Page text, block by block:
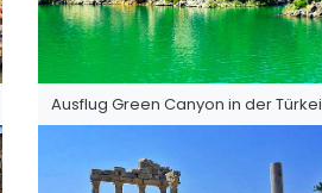
Ausflug Green Canyon in der Türkei